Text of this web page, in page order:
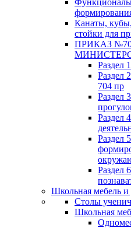
Канаты,
стойки для
ПРИКАЗ
Раздел
Раздел
704 пр
Раздел
Раздел
Раздел
Раздел
Школьная мебель и
Столы
Школьная